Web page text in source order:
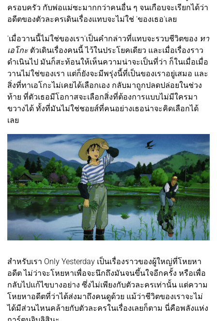
ครอบครัว กับพ่อแม่ซะมากกว่าคนอื่น ๆ จนเกือบจะเรียกได้ว่า
อดีตของตัวละครเดินเรื่องแทบจะไม่ใช่ 'ของเธอ'เลย
'เมื่อวานนี้ไม่ใช่ของเรา'เป็นคำกล่าวที่แทบจะรวบชีวิตของ ทา
เอโกะ ตัวเดินเรื่องคนนี้ ไว้ในประโยคเดียว และเมื่อเรื่องราว
ดำเนินไป มันก็สะท้อนให้เห็นความน่าจะเป็นที่ว่า ก็ในเมื่อเมื่อ
วานไม่ใช่ของเรา แต่ก็ยังจะมีพรุ่งนี้ที่เป็นของเราอยู่เสมอ และ
สิ่งที่ทาเอโกะไม่เคยได้เลือกเอง กลับมาถูกปลดปล่อยในช่วง
ท้าย ที่ตัวเธอมีโอกาสจะเลือกสิ่งที่ต้องการแบบไม่มีใครมา
ขวางได้ ทั้งที่มันไม่ใช่ชอยส์ที่คนอย่างเธอน่าจะคิดเลือกได้
เลย
สำหรับเรา Only Yesterday เป็นเรื่องราวของผู้ใหญ่ที่โหยหา
อดีต ไม่ว่าจะโหยหาเพื่อจะนึกถึงมันจนขึ้นใจอีกครั้ง หรือเพื่อ
กลับไปแก้ไขบางอย่าง ซึ่งไม่เพียงกับตัวละครเท่านั้น แต่ความ
โหยหาอดีตที่ว่าได้ส่งมาถึงคนดูด้วย แม้ว่าชีวิตของเราจะไม่
ได้มีส่วนไหนคล้ายกับตัวละครในเรื่องเลยก็ตาม นี่คือพลังแห่ง